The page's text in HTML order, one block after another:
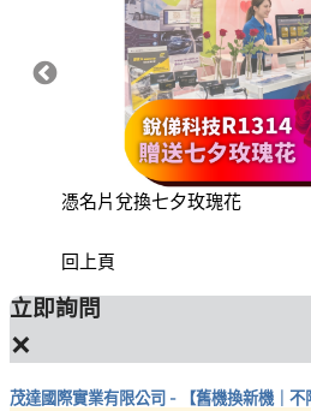
憑名片兌換七夕玫瑰花
回上頁
立即詢問
×
茂達國際實業有限公司 - 【舊機換新機｜不